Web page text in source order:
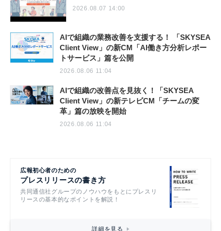
2026.08.07 14:00
AIで組織の業務改善を支援する！ 「SKYSEA
Client View」の新CM「AI働き方分析レポー
トサービス」篇を公開
2026.08.06 11:04
AIで組織の改善点を見抜く！「SKYSEA
Client View」の新テレビCM「チームの変
革」篇の放映を開始
2026.08.06 11:04
広報初心者のための
プレスリリースの書き方
共同通信社グループのノウハウをもとにプレスリ
リースの基本的なポイントを解説！
詳細を見る